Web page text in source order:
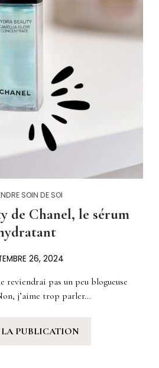
SOIN DE SOI
de Chanel, le sérum
26, 2024
reviendrai pas un peu blogueuse
j’aime trop parler…
PUBLICATION